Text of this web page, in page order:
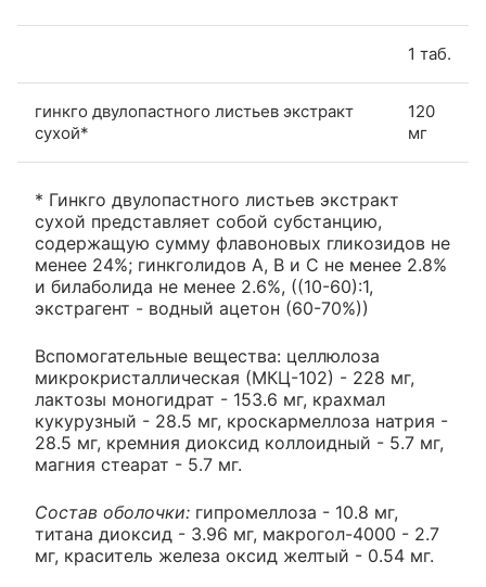
1 таб.
гинкго двулопастного листьев экстракт
сухой*
120
мг
* Гинкго двулопастного листьев экстракт
сухой представляет собой субстанцию,
содержащую сумму флавоновых гликозидов не
менее 24%; гинкголидов A, B и C не менее 2.8%
и билаболида не менее 2.6%, ((10-60):1,
экстрагент - водный ацетон (60-70%))
Вспомогательные вещества: целлюлоза
микрокристаллическая (МКЦ-102) - 228 мг,
лактозы моногидрат - 153.6 мг, крахмал
кукурузный - 28.5 мг, кроскармеллоза натрия -
28.5 мг, кремния диоксид коллоидный - 5.7 мг,
магния стеарат - 5.7 мг.
Состав оболочки: гипромеллоза - 10.8 мг,
титана диоксид - 3.96 мг, макрогол-4000 - 2.7
мг, краситель железа оксид желтый - 0.54 мг.